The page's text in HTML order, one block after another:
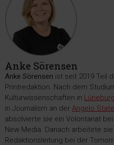
Anke Sörensen
Anke Sörensen ist seit 2019 Teil
Printredaktion. Nach dem
Kulturwissenschaften in Lüneburg
in Journalism an der Angelo
absolvierte sie ein Volontariat
New Media. Danach arbeitete
Redaktionsleitung bei der